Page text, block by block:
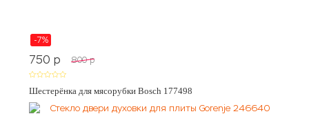
-7%
750 p 800 p
Шестерёнка для мясорубки Bosch 177498